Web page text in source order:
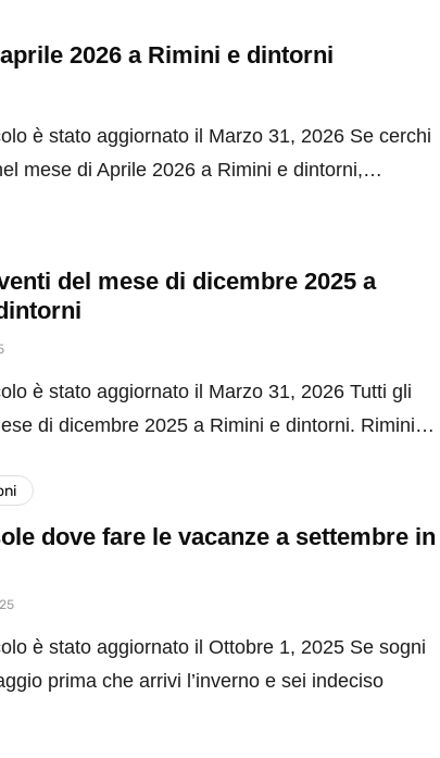
2026 a Rimini e dintorni
è stato aggiornato il Marzo 31, 2026 Se cerchi
mese di Aprile 2026 a Rimini e dintorni,…
del mese di dicembre 2025 a
è stato aggiornato il Marzo 31, 2026 Tutti gli
di dicembre 2025 a Rimini e dintorni. Rimini…
dove fare le vacanze a settembre in
è stato aggiornato il Ottobre 1, 2025 Se sogni
prima che arrivi l’inverno e sei indeciso